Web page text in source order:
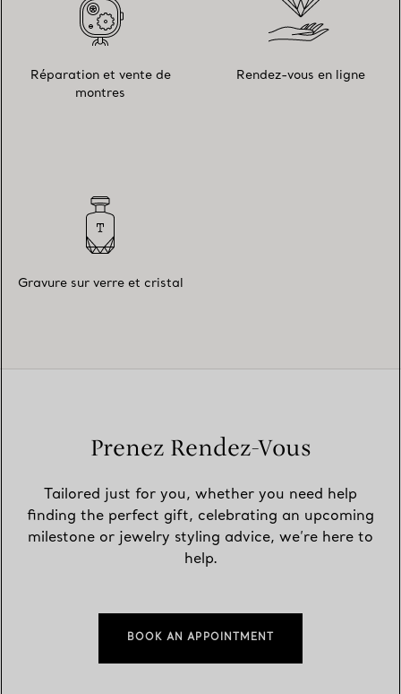
Réparation et vente de
montres
Rendez-vous en ligne
Gravure sur verre et cristal
Prenez Rendez-Vous
Tailored just for you, whether you need help
finding the perfect gift, celebrating an upcoming
milestone or jewelry styling advice, we’re here to
help.
BOOK AN APPOINTMENT